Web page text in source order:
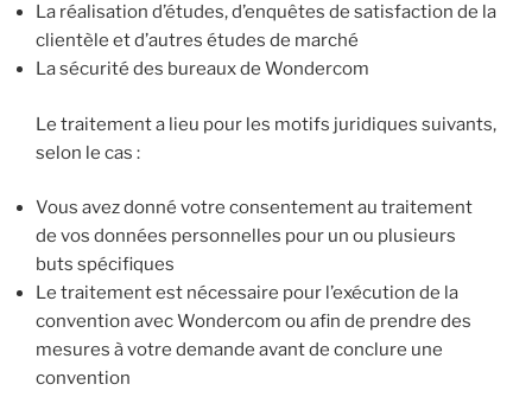
La réalisation d’études, d’enquêtes de satisfaction de la
clientèle et d’autres études de marché
La sécurité des bureaux de Wondercom
Le traitement a lieu pour les motifs juridiques suivants,
selon le cas :
Vous avez donné votre consentement au traitement
de vos données personnelles pour un ou plusieurs
buts spécifiques
Le traitement est nécessaire pour l’exécution de la
convention avec Wondercom ou afin de prendre des
mesures à votre demande avant de conclure une
convention